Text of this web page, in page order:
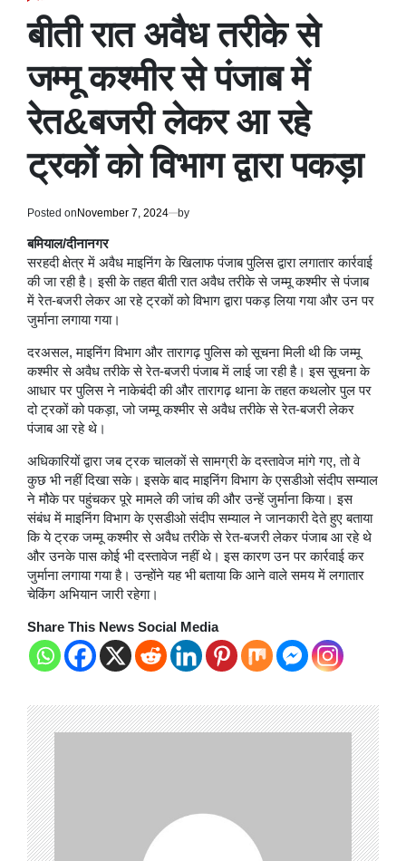
बीती रात अवैध तरीके से
जम्मू कश्मीर से पंजाब में
रेत&बजरी लेकर आ रहे
ट्रकों को विभाग द्वारा पकड़ा
Posted onNovember 7, 2024 by
बमियाल/दीनानगर
सरहदी क्षेत्र में अवैध माइनिंग के खिलाफ पंजाब पुलिस द्वारा लगातार कार्रवाई
की जा रही है। इसी के तहत बीती रात अवैध तरीके से जम्मू कश्मीर से पंजाब
में रेत-बजरी लेकर आ रहे ट्रकों को विभाग द्वारा पकड़ लिया गया और उन पर
जुर्माना लगाया गया।
दरअसल, माइनिंग विभाग और तारागढ़ पुलिस को सूचना मिली थी कि जम्मू
कश्मीर से अवैध तरीके से रेत-बजरी पंजाब में लाई जा रही है। इस सूचना के
आधार पर पुलिस ने नाकेबंदी की और तारागढ़ थाना के तहत कथलोर पुल पर
दो ट्रकों को पकड़ा, जो जम्मू कश्मीर से अवैध तरीके से रेत-बजरी लेकर
पंजाब आ रहे थे।
अधिकारियों द्वारा जब ट्रक चालकों से सामग्री के दस्तावेज मांगे गए, तो वे
कुछ भी नहीं दिखा सके। इसके बाद माइनिंग विभाग के एसडीओ संदीप सम्याल
ने मौके पर पहुंचकर पूरे मामले की जांच की और उन्हें जुर्माना किया। इस
संबंध में माइनिंग विभाग के एसडीओ संदीप सम्याल ने जानकारी देते हुए बताया
कि ये ट्रक जम्मू कश्मीर से अवैध तरीके से रेत-बजरी लेकर पंजाब आ रहे थे
और उनके पास कोई भी दस्तावेज नहीं थे। इस कारण उन पर कार्रवाई कर
जुर्माना लगाया गया है। उन्होंने यह भी बताया कि आने वाले समय में लगातार
चेकिंग अभियान जारी रहेगा।
Share This News Social Media